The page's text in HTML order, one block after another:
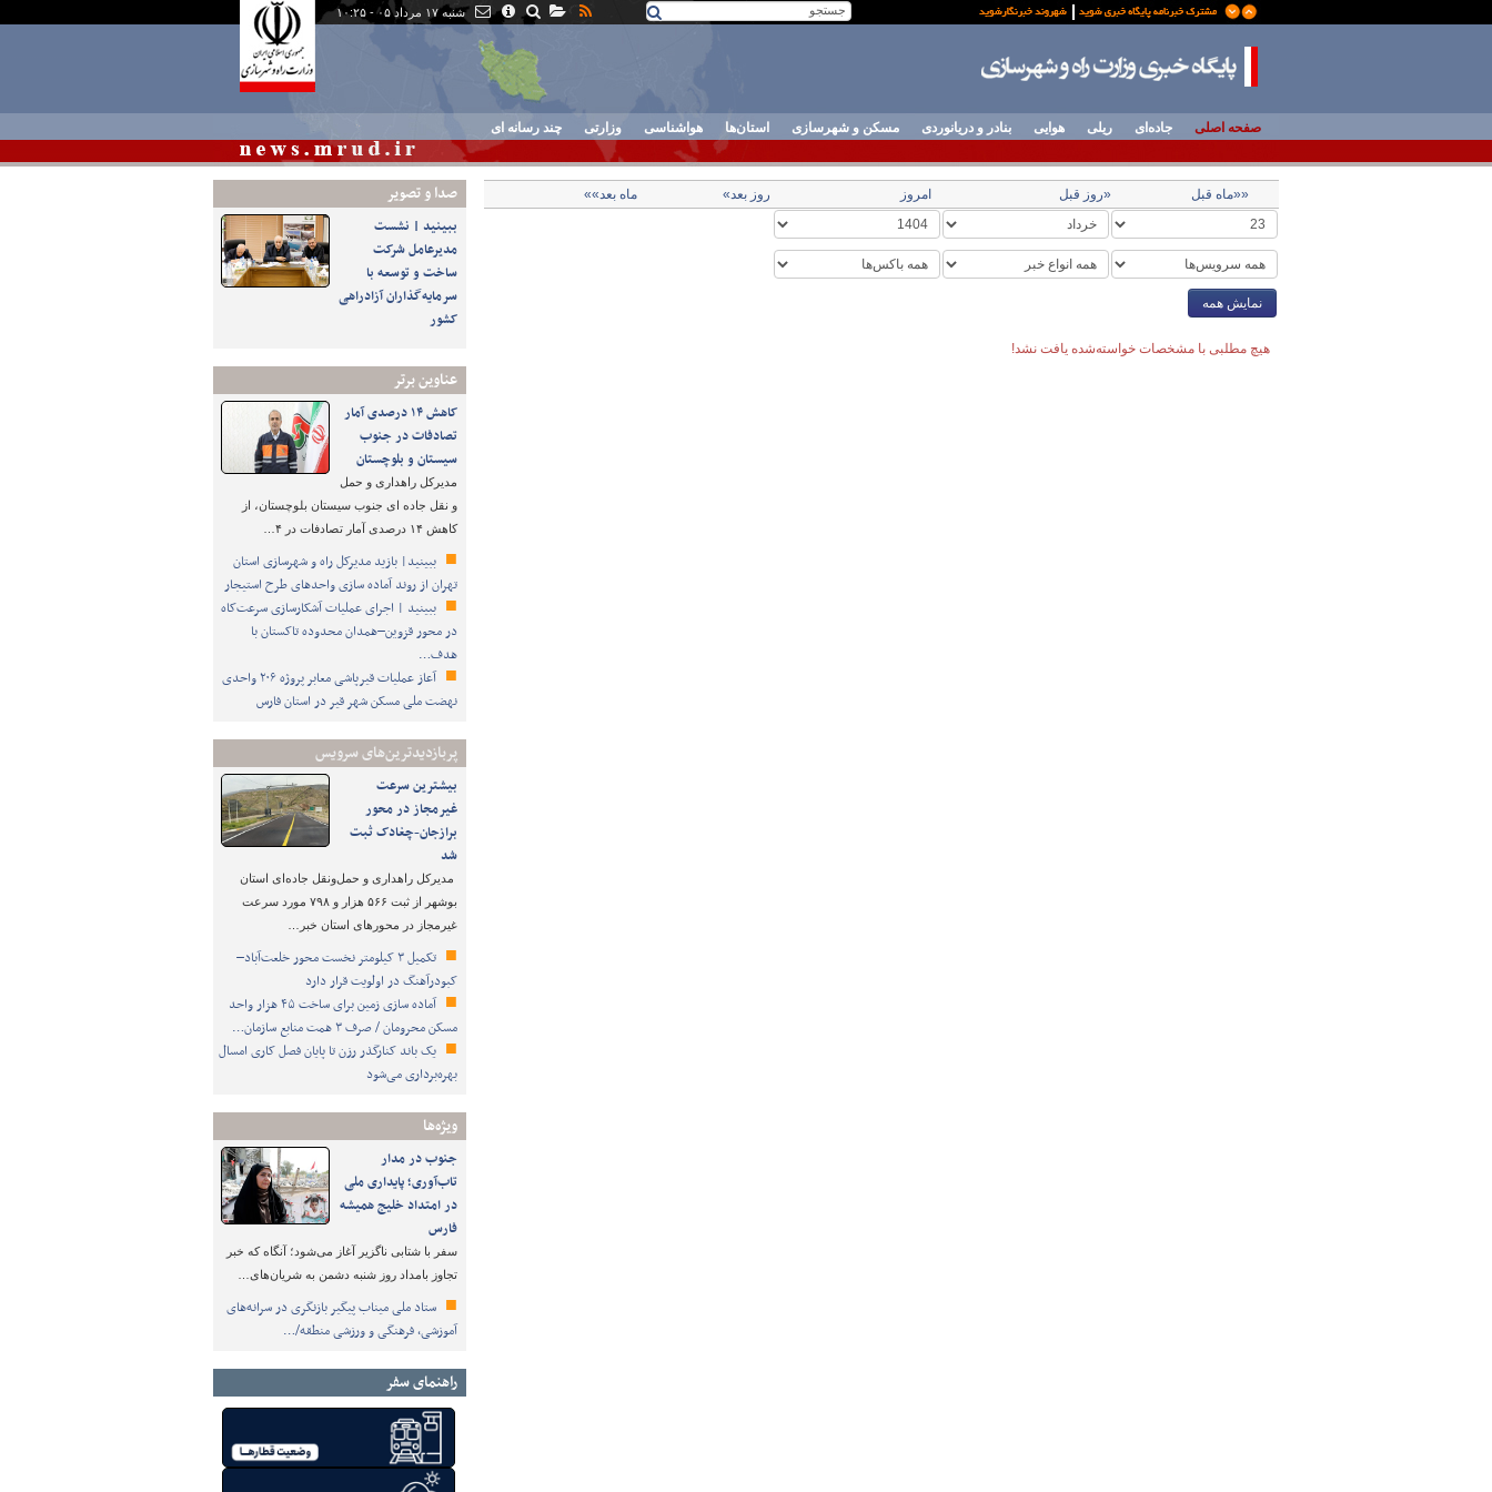
شنبه ۱۷ مرداد ۰۵ - ۱۰:۲۵
صفحه اصلی جاده‌ای ریلی هوایی بنادر و دریانوردی مسکن و شهرسازی استان‌ها هواشناسی وزارتی چند رسانه ای
صدا و تصوير
ببینید | نشست
مدیرعامل شرکت
ساخت و توسعه با
سرمایه‌گذاران آزادراهی
کشور
عناوین برتر
کاهش ۱۴ درصدی آمار
تصادفات در جنوب
سیستان و بلوچستان
مدیرکل راهداری و حمل
و نقل جاده ای جنوب سیستان بلوچستان، از
کاهش ۱۴ درصدی آمار تصادفات در ۴…
ببینید| بازید مدیرکل راه و شهرسازی استان
تهران از روند آماده سازی واحدهای طرح استیجار
ببینید | اجرای عملیات آشکارسازی سرعت‌کاه
در محور قزوین–همدان محدوده تاکستان با
هدف…
آعاز عملیات قیرپاشی معابر پروژه ۲۰۶ واحدی
نهضت ملی مسکن شهر قیر در استان فارس
پربازدیدترین‌های سرویس
بیشترین سرعت
غیرمجاز در محور
برازجان-چغادک ثبت
شد
مدیرکل راهداری و حمل‌ونقل جاده‌ای استان
بوشهر از ثبت ۵۶۶ هزار و ۷۹۸ مورد سرعت
غیرمجاز در محورهای استان خبر…
تکمیل ۳ کیلومتر نخست محور خلعت‌آباد–
کبودرآهنگ در اولویت قرار دارد
آماده سازی زمین برای ساخت ۴۵ هزار واحد
مسکن محرومان / صرف ۳ همت منابع سازمان…
یک باند کنارگذر رزن تا پایان فصل کاری امسال
بهره‌برداری می‌شود
ویژه‌ها
جنوب در مدار
تاب‌آوری؛ پایداری ملی
در امتداد خلیج همیشه
فارس
سفر با شتابی ناگزیر آغاز می‌شود؛ آنگاه که خبر
تجاوز بامداد روز شنبه دشمن به شریان‌های…
ستاد ملی میناب پیگیر بازنگری در سرانه‌های
آموزشی، فرهنگی و ورزشی منطقه/…
راهنمای سفر
««ماه قبل «روز قبل امروز روز بعد» ماه بعد»»
نمایش همه
هیچ مطلبی با مشخصات خواسته‌شده یافت نشد!